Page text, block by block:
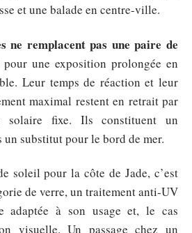
et une balade en centre-ville.
ne remplacent pas une paire de
pour une exposition prolongée en
Leur temps de réaction et leur
maximal restent en retrait par
fixe. Ils constituent un
substitut pour le bord de mer.
soleil pour la côte de Jade, c’est
de verre, un traitement anti-UV
adaptée à son usage et, le cas
visuelle. Un passage chez un